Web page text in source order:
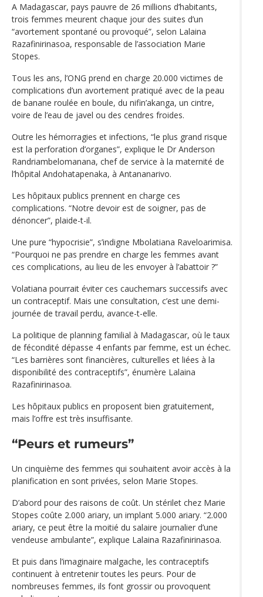
A Madagascar, pays pauvre de 26 millions d’habitants,
trois femmes meurent chaque jour des suites d’un
“avortement spontané ou provoqué”, selon Lalaina
Razafinirinasoa, responsable de l’association Marie
Stopes.
Tous les ans, l’ONG prend en charge 20.000 victimes de
complications d’un avortement pratiqué avec de la peau
de banane roulée en boule, du nifin’akanga, un cintre,
voire de l’eau de javel ou des cendres froides.
Outre les hémorragies et infections, “le plus grand risque
est la perforation d’organes”, explique le Dr Anderson
Randriambelomanana, chef de service à la maternité de
l’hôpital Andohatapenaka, à Antananarivo.
Les hôpitaux publics prennent en charge ces
complications. “Notre devoir est de soigner, pas de
dénoncer”, plaide-t-il.
Une pure “hypocrisie”, s’indigne Mbolatiana Raveloarimisa.
“Pourquoi ne pas prendre en charge les femmes avant
ces complications, au lieu de les envoyer à l’abattoir ?”
Volatiana pourrait éviter ces cauchemars successifs avec
un contraceptif. Mais une consultation, c’est une demi-
journée de travail perdu, avance-t-elle.
La politique de planning familial à Madagascar, où le taux
de fécondité dépasse 4 enfants par femme, est un échec.
“Les barrières sont financières, culturelles et liées à la
disponibilité des contraceptifs”, énumère Lalaina
Razafinirinasoa.
Les hôpitaux publics en proposent bien gratuitement,
mais l’offre est très insuffisante.
“Peurs et rumeurs”
Un cinquième des femmes qui souhaitent avoir accès à la
planification en sont privées, selon Marie Stopes.
D’abord pour des raisons de coût. Un stérilet chez Marie
Stopes coûte 2.000 ariary, un implant 5.000 ariary. “2.000
ariary, ce peut être la moitié du salaire journalier d’une
vendeuse ambulante”, explique Lalaina Razafinirinasoa.
Et puis dans l’imaginaire malgache, les contraceptifs
continuent à entretenir toutes les peurs. Pour de
nombreuses femmes, ils font grossir ou provoquent